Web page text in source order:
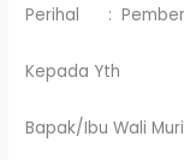
Perihal :
Kepada Yth
Bapak/Ibu Wali